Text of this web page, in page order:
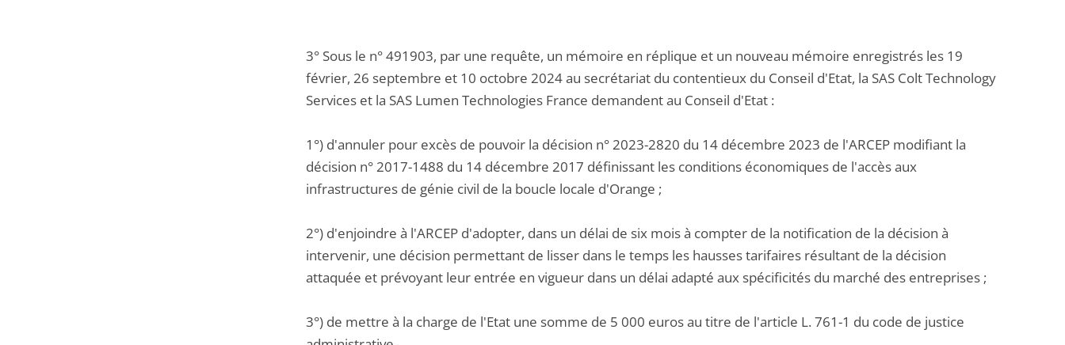
3° Sous le n° 491903, par une requête, un mémoire en réplique et un nouveau mémoire enregistrés les 19
février, 26 septembre et 10 octobre 2024 au secrétariat du contentieux du Conseil d'Etat, la SAS Colt Technology
Services et la SAS Lumen Technologies France demandent au Conseil d'Etat :
1°) d'annuler pour excès de pouvoir la décision n° 2023-2820 du 14 décembre 2023 de l'ARCEP modifiant la
décision n° 2017-1488 du 14 décembre 2017 définissant les conditions économiques de l'accès aux
infrastructures de génie civil de la boucle locale d'Orange ;
2°) d'enjoindre à l'ARCEP d'adopter, dans un délai de six mois à compter de la notification de la décision à
intervenir, une décision permettant de lisser dans le temps les hausses tarifaires résultant de la décision
attaquée et prévoyant leur entrée en vigueur dans un délai adapté aux spécificités du marché des entreprises ;
3°) de mettre à la charge de l'Etat une somme de 5 000 euros au titre de l'article L. 761-1 du code de justice